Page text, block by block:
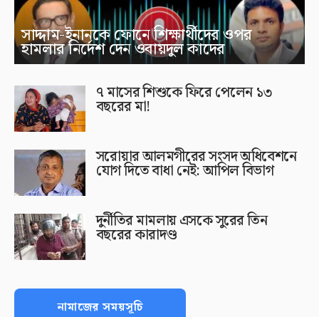
সাদ্দাম-ইনানকে ফোনে শিক্ষার্থীদের ওপর
হামলার নির্দেশ দেন ওবায়দুল কাদের
৭ মাসের শিশুকে ফিরে পেলেন ১৩
বছরের মা!
সরোয়ার আলমগীরের সংসদ অধিবেশনে
যোগ দিতে বাধা নেই: আপিল বিভাগ
দুর্নীতির মামলায় এসকে সুরের তিন
বছরের কারাদণ্ড
নামাজের সময়সূচি